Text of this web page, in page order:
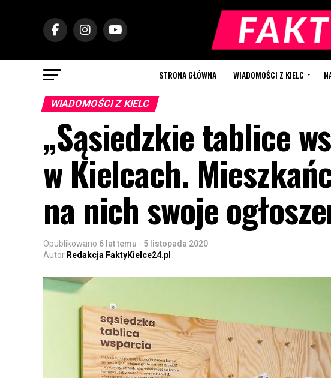
STRONA GŁÓWNA WIADOMOŚCI Z KIELC
WIADOMOŚCI Z KIELC
„Sąsiedzkie tablice
w Kielcach.
na nich swoje
Opublikowano 6 lat temu - 5 listopada 2020
Autor Redakcja FaktyKielce24.pl